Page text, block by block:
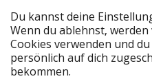
HolidayPirates Group
Lerne uns kennen
Du kannst deine
Wenn du ablehnst,
Cookies verwenden und
persönlich auf dich
bekommen.